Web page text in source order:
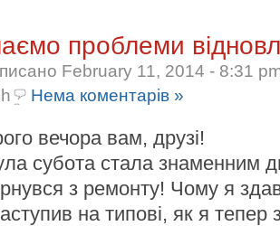
проблеми
February 11, 2014 - 8:31
Нема коментарів »
вечора вам, друзі!
субота стала знаменним
з ремонту! Чому я
на типові, як я тепер